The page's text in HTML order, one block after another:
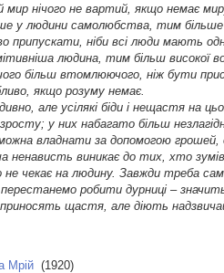
мир нічого не вартий, якщо немає
у людини самолюбства, тим більше
припускати, ніби всі люди мають
людина, тим більш високої
більш втомлюючого, ніж бути
якщо розуму немає.
але усілякі біди і нещастя на
у них набагато більш
владнати за допомогою грошей,
ненависть виникає до тих, хто
не чекає на людину. Завжди треба
робити дурниці –
щастя, але діють
Мрій (1920)